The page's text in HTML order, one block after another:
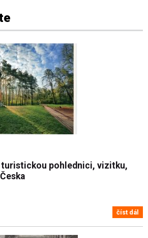
turistickou pohlednici, vizitku,
číst dál